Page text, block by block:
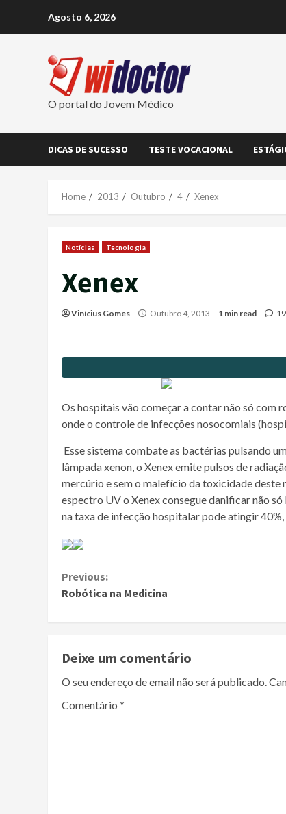
Agosto 6, 2026
O portal do Jovem Médico
DICAS DE SUCESSO TESTE VOCACIONAL
Home 2013 Outubro 4 Xenex
Notícias Tecnologia
Xenex
Vinícius Gomes Outubro 4, 2013 1 min read 19
Os hospitais vão começar a contar não só com
onde o controle de infecções nosocomiais
Esse sistema combate as bactérias pulsando
lâmpada xenon, o Xenex emite pulsos de
mercúrio e sem o malefício da toxicidade deste
espectro UV o Xenex consegue danificar não
na taxa de infecção hospitalar pode atingir
Continue
Previous:
Robótica na Medicina
Deixe um comentário
O seu endereço de email não será publicado.
Comentário *